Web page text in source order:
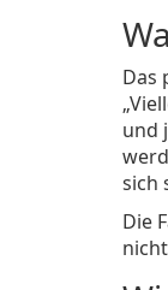
Das
und
sich
Die